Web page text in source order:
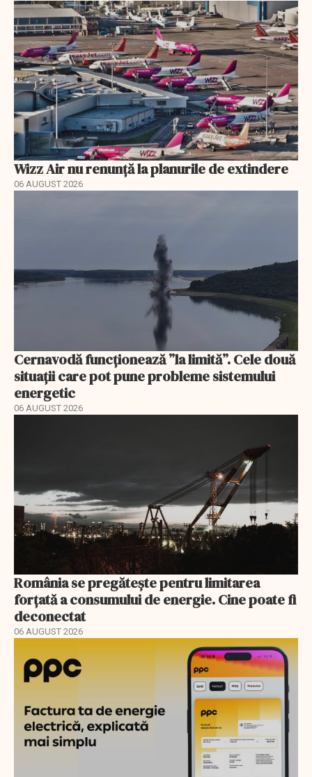
Wizz Air nu renunță la planurile de extindere
06 AUGUST 2026
Cernavodă funcționează ”la limită”. Cele două
situații care pot pune probleme sistemului
energetic
06 AUGUST 2026
România se pregătește pentru limitarea
forțată a consumului de energie. Cine poate fi
deconectat
06 AUGUST 2026